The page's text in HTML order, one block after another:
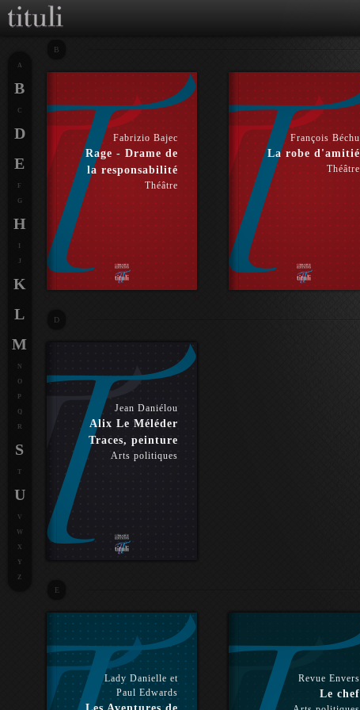
B
Fabrizio Bajec
Rage - Drame de
la responsabilité
Théâtre
François Béchu
La robe d'amitié
Théâtre
D
Jean Daniélou
Alix Le Méléder
Traces, peinture
Arts politiques
E
Lady Danielle et
Paul Edwards
Revue Envers
Le chef
A
B
C
D
E
F
G
H
K
L
M
N
O
P
Q
R
S
T
U
V
W
X
Y
Z